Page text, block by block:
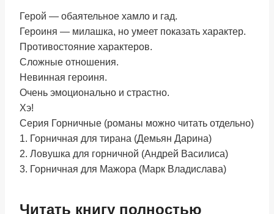
Герой — обаятельное хамло и гад.
Героиня — милашка, но умеет показать характер.
Противостояние характеров.
Сложные отношения.
Невинная героиня.
Очень эмоционально и страстно.
Хэ!
Серия Горничные (романы можно читать отдельно)
1. Горничная для тирана (Демьян Дарина)
2. Ловушка для горничной (Андрей Василиса)
3. Горничная для Мажора (Марк Владислава)
Читать книгу полностью